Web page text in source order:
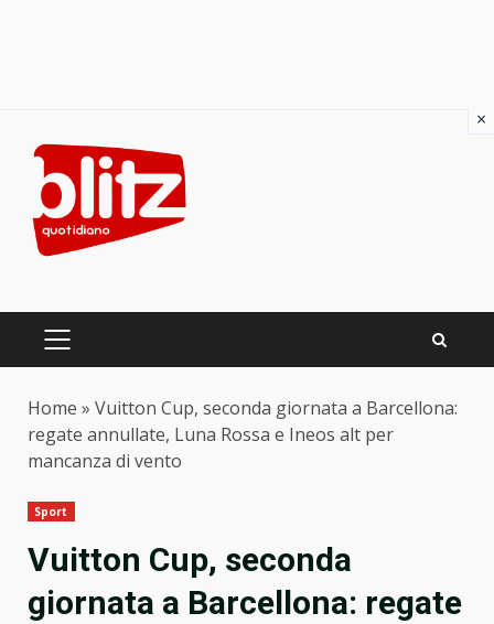
content
PRIMARY
Home » Vuitton Cup, seconda giornata a Barcellona:
regate annullate, Luna Rossa e Ineos alt per
mancanza di vento
Sport
Vuitton Cup, seconda
giornata a Barcellona: regate
×